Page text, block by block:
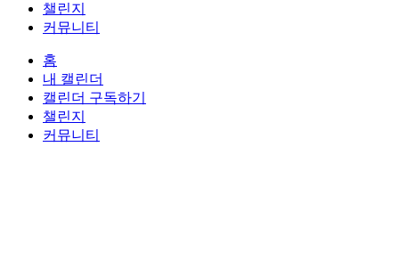
챌린지
커뮤니티
홈
내 캘린더
캘린더 구독하기
챌린지
커뮤니티